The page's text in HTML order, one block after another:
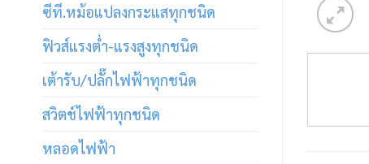
ซีที.หม้อแปลงกระแสทุกชนิด
ฟิวส์แรงต่ำ-แรงสูงทุกชนิด
เต้ารับ/ปลั๊กไฟฟ้าทุกชนิด
สวิตช์ไฟฟ้าทุกชนิด
หลอดไฟฟ้า